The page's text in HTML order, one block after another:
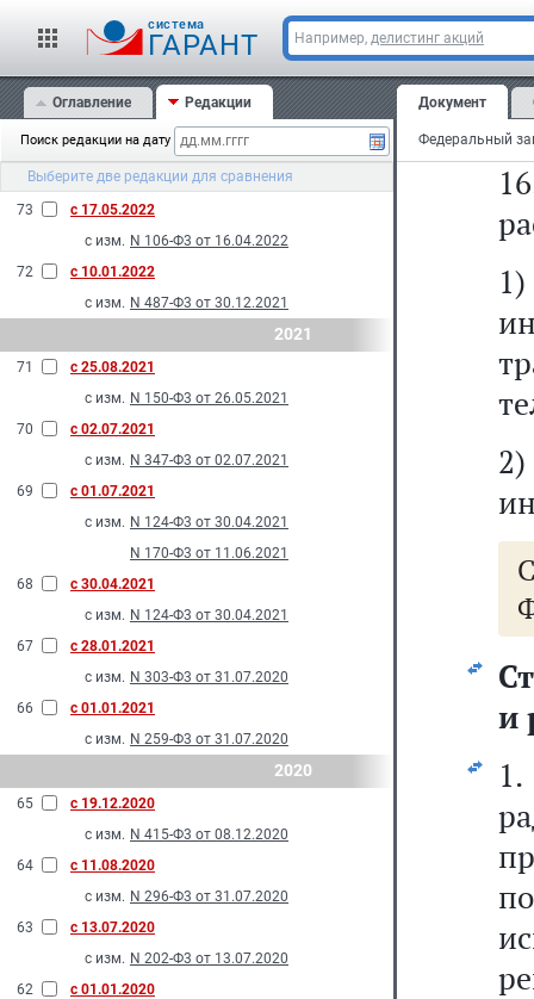
cистема
ГАРАНТ Например, делистинг акций
Оглавление Редакции
Поиск редакции на дату
Выберите две редакции для сравнения
N 232-Ф3 от 28.06.2022
N 326-Ф3 от 14.07.2022
75
с 27.08.2022
с изм. N 150-Ф3 от 28.05.2022
74
с 14.07.2022
с изм. N 286-Ф3 от 14.07.2022
73
с 17.05.2022
с изм. N 106-Ф3 от 16.04.2022
72
с 10.01.2022
с изм. N 487-Ф3 от 30.12.2021
2021
71
с 25.08.2021
с изм. N 150-Ф3 от 26.05.2021
70
с 02.07.2021
с изм. N 347-Ф3 от 02.07.2021
69
с 01.07.2021
с изм. N 124-Ф3 от 30.04.2021
N 170-Ф3 от 11.06.2021
68
с 30.04.2021
с изм. N 124-Ф3 от 30.04.2021
67
с 28.01.2021
с изм. N 303-Ф3 от 31.07.2020
66
с 01.01.2021
с изм. N 259-Ф3 от 31.07.2020
2020
65
с 19.12.2020
с изм. N 415-Ф3 от 08.12.2020
64
с 11.08.2020
с изм. N 296-Ф3 от 31.07.2020
63
с 13.07.2020
с изм. N 202-Ф3 от 13.07.2020
62
с 01.01.2020
Документ
и